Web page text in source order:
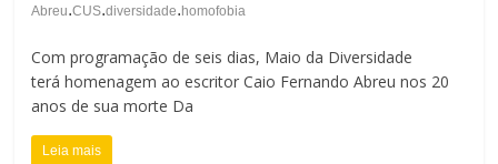
Abreu.CUS.diversidade.homofobia
Com programação de seis dias, Maio da Diversidade
terá homenagem ao escritor Caio Fernando Abreu nos 20
anos de sua morte Da
Leia mais